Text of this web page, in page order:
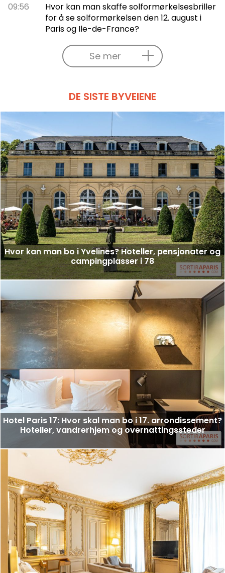
09:56
Hvor kan man skaffe solformørkelsesbriller
for å se solformørkelsen den 12. august i
Paris og Ile-de-France?
Se mer
DE SISTE BYVEIENE
Hvor kan man bo i Yvelines? Hoteller, pensjonater og
campingplasser i 78
Hotel Paris 17: Hvor skal man bo i 17. arrondissement?
Hoteller, vandrerhjem og overnattingssteder